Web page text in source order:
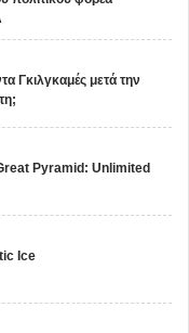
Γκιλγκαμές μετά την
Pyramid: Unlimited
Ice